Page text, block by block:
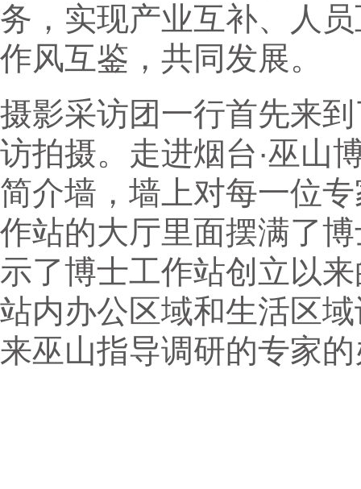
务，实现产业互补、人
作风互鉴，共同发展。
摄影采访团一行首先来
访拍摄。走进烟台·巫山
简介墙，墙上对每一位
作站的大厅里面摆满了
示了博士工作站创立以
站内办公区域和生活区
来巫山指导调研的专家